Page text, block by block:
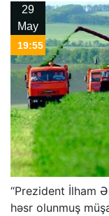
29
May
19:55
“Prezident İlham
həsr olunmuş